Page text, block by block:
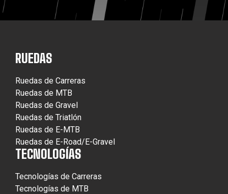
RUEDAS
Ruedas de Carreras
Ruedas de MTB
Ruedas de Gravel
Ruedas de Triatlón
Ruedas de E-MTB
Ruedas de E-Road/E-Gravel
TECNOLOGÍAS
Tecnologías de Carreras
Tecnologías de MTB